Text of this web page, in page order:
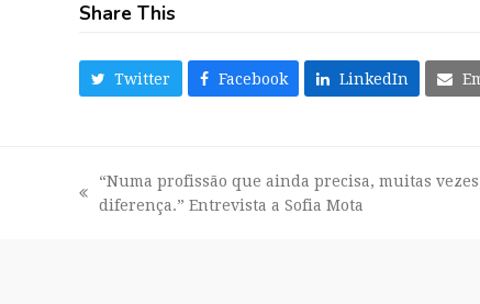
Share This
Twitter Facebook LinkedIn
previous
“Numa profissão que ainda precisa, muitas
diferença.” Entrevista a Sofia Mota